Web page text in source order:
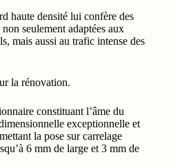
haute densité lui confère des
seulement adaptées aux
mais aussi au trafic intense des
la rénovation.
constituant l’âme du
exceptionnelle et
la pose sur carrelage
6 mm de large et 3 mm de